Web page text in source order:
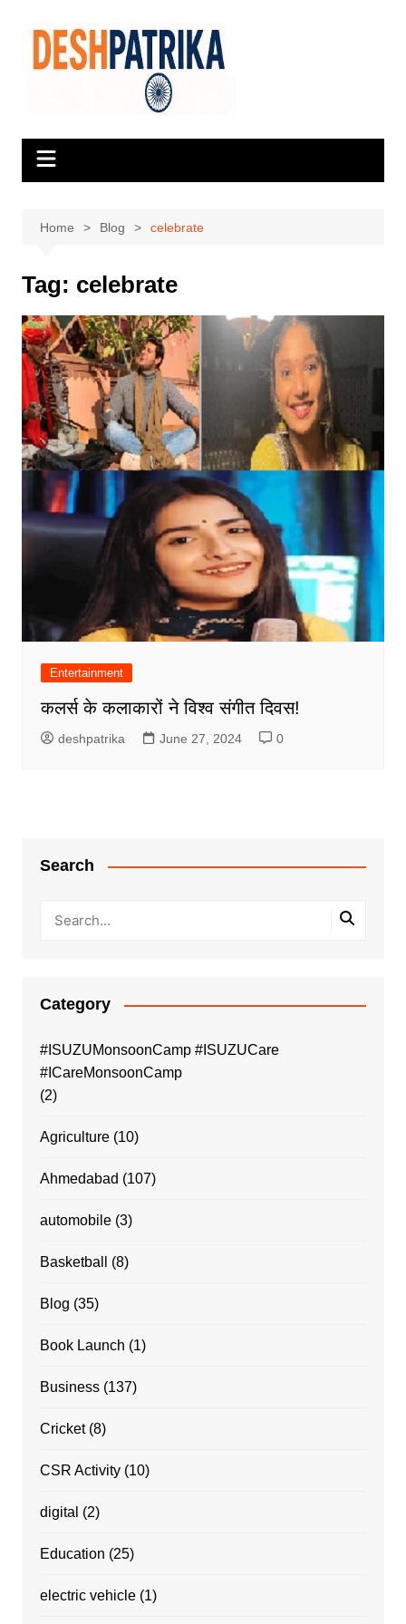
content
Home Blog celebrate
Tag: celebrate
Entertainment
कलर्स के कलाकारों ने विश्व संगीत दिवस!
deshpatrika June 27, 2024 0
Search
Category
#ISUZUMonsoonCamp #ISUZUCare
#ICareMonsoonCamp
(2)
Agriculture(10)
Ahmedabad (107)
automobile(3)
Basketball (8)
Blog (35)
Book Launch (1)
Business(137)
Cricket(8)
CSR Activity(10)
digital (2)
Education (25)
electric vehicle(1)